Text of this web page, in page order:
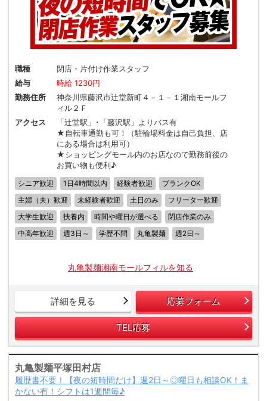
職種
閉店・片付け作業スタッフ
給与
時給 1230円
勤務住所
神奈川県藤沢市辻堂新町４－１－１湘南モールフ
ィル２Ｆ
アクセス
「辻堂駅」･「藤沢駅」よりバス有
★自転車通勤も可！（駐輪場料金は自己負担、店
にある場合は利用可）
★ショッピングモール内のお店なので勤務前後の
お買い物も便利♪
シニア歓迎 1日4時間以内 経験者歓迎
ブランクOK
主婦（夫）歓迎
未経験者歓迎 土日のみ
フリーター歓迎
大学生歓迎
扶養内 時間や曜日が選べる
閉店作業のみ
中高年歓迎
週3日～ 学歴不問 丸亀製麺 週2日～
丸亀製麺湘南モールフィルを知る
詳細を見る 応募フォーム
TEL応募
丸亀製麺平塚田村店
履歴書不要！【夜の短時間だけ】週2日～◎曜日も相談OK！ま
かない有！シフトは1週間毎♪